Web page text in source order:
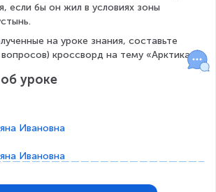
если бы он жил в условиях зоны
на уроке знания, составьте
кроссворд на тему «Арктика».
уроке
Ивановна
Ивановна